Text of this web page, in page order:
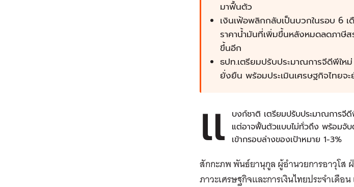
มาฟื้นตัว
เงินเฟ้อพลิกกลับเป็นบวกในรอบ 6
ราคาน้ำมันที่เพิ่มขึ้นหลังหมดลดภาษีส
ขึ้นอีก
ธปท.เตรียมปรับประมาณการจีดีพีให
ยั่งยืน พร้อมประเมินเศรษฐกิจไทยจ
แ
บงก์ชาติ เตรียมปรับประมาณการจี
แต่อาจฟื้นตัวแบบไม่ทั่วถึง พร้อมจับ
เข้ากรอบล่างของเป้าหมาย 1-3%
สักกะภพ พันธ์ยานุกูล ผู้อำนวยการอาวุโส
ภาวะเศรษฐกิจและการเงินไทยประจำเดื